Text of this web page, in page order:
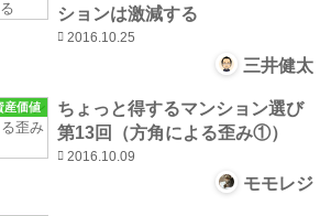
ションは激減する
2016.10.25
三井健太
産価値
ちょっと得するマンション選び
第13回（方角による歪み①）
2016.10.09
モモレジ